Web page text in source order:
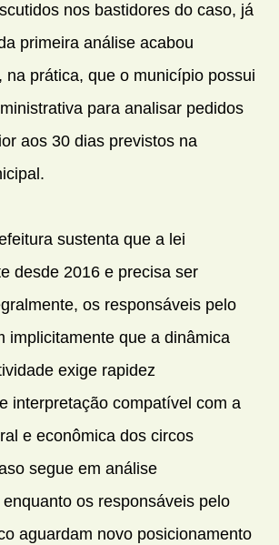
nos bastidores do caso, já
primeira análise acabou
na prática, que o município possui
para analisar pedidos
aos 30 dias previstos na
sustenta que a lei
desde 2016 e precisa ser
os responsáveis pelo
implicitamente que a dinâmica
exige rapidez
interpretação compatível com a
e econômica dos circos
segue em análise
os responsáveis pelo
aguardam novo posicionamento